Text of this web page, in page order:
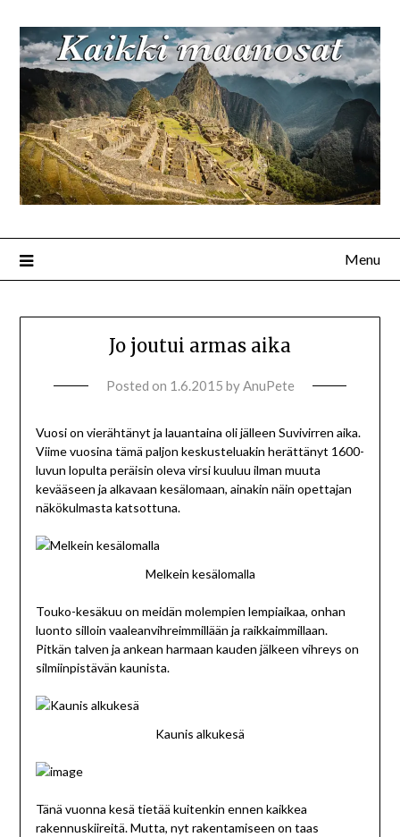
Menu
Jo joutui armas aika
Posted on 1.6.2015 byAnuPete
Vuosi on vierähtänyt ja lauantaina oli jälleen Suvivirren aika.
Viime vuosina tämä paljon keskusteluakin herättänyt 1600-
luvun lopulta peräisin oleva virsi kuuluu ilman muuta
kevääseen ja alkavaan kesälomaan, ainakin näin opettajan
näkökulmasta katsottuna.
Melkein kesälomalla
Touko-kesäkuu on meidän molempien lempiaikaa, onhan
luonto silloin vaaleanvihreimmillään ja raikkaimmillaan.
Pitkän talven ja ankean harmaan kauden jälkeen vihreys on
silmiinpistävän kaunista.
Kaunis alkukesä
Tänä vuonna kesä tietää kuitenkin ennen kaikkea
rakennuskiireitä. Mutta, nyt rakentamiseen on taas